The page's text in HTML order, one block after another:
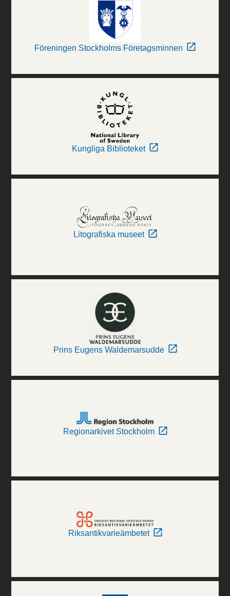
Föreningen Stockholms Företagsminnen
Kungliga Biblioteket
Litografiska museet
Prins Eugens Waldemarsudde
Regionarkivet Stockholm
Riksantikvarieämbetet